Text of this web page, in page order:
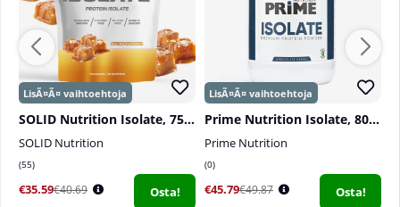
SOLID Nutrition Isolate, 750 g
SOLID Nutrition
55
€35.59€40.69 Osta!
Prime Nutrition Isolate, 800 g
Prime Nutrition
0
€45.79€49.87 Osta!